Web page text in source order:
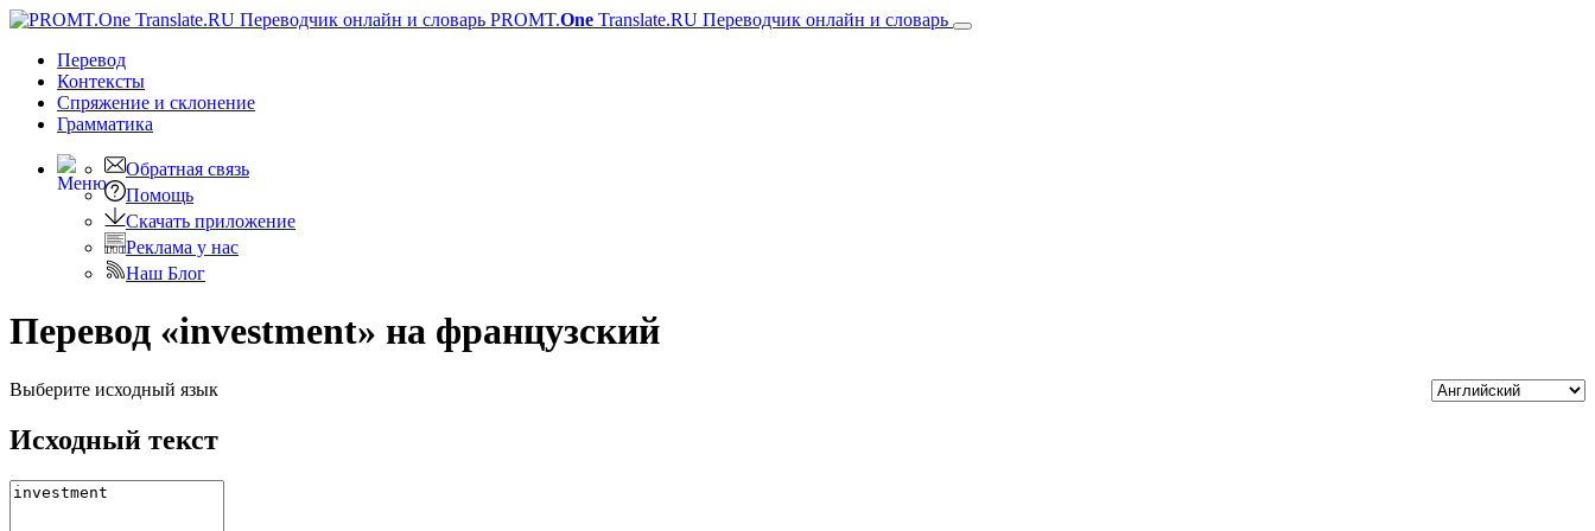
PROMT.One Translate.RU Переводчик онлайн и словарь
Перевод
Контексты
Спряжение и склонение
Грамматика
Обратная связь
Помощь
Скачать приложение
Реклама у нас
Наш Блог
Перевод «investment» на французский
Выберите исходный язык
Исходный текст